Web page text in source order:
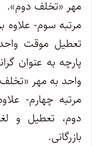
مهر «تخلف دوم».
مرتبه سوم- علاوه
‌تعطیل موقت
پارچه به عنوان
واحد به مهر
مرتبه چهارم-
دوم، تعطیل و
بازرگانی.